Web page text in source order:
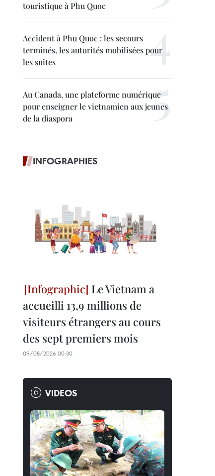
touristique à Phu Quoc
Accident à Phu Quoc : les secours
terminés, les autorités mobilisées pour
les suites
Au Canada, une plateforme numérique
pour enseigner le vietnamien aux jeunes
de la diaspora
INFOGRAPHIES
Le Vietnam a
accueilli 13,9 millions de
visiteurs étrangers au cours
des sept premiers mois
09/08/2026 00:30
VIDEOS